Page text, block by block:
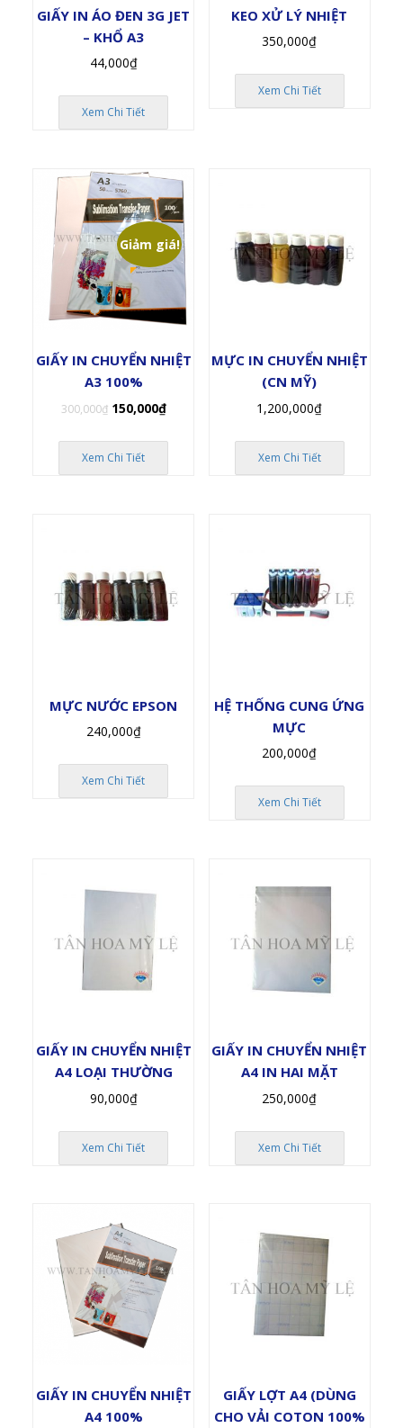
GIẤY IN ÁO ĐEN 3G JET
– KHỔ A3
44,000₫
Xem Chi Tiết
KEO XỬ LÝ NHIỆT
350,000₫
Xem Chi Tiết
Giảm giá!
GIẤY IN CHUYỂN NHIỆT
A3 100%
300,000₫ Giá
là:
300,000₫.
150,000₫Giá
tại
150,000₫.
Xem Chi Tiết
MỰC IN CHUYỂN NHIỆT
(CN MỸ)
1,200,000₫
Xem Chi Tiết
MỰC NƯỚC EPSON
240,000₫
Xem Chi Tiết
HỆ THỐNG CUNG ỨNG
MỰC
200,000₫
Xem Chi Tiết
GIẤY IN CHUYỂN NHIỆT
A4 LOẠI THƯỜNG
90,000₫
Xem Chi Tiết
GIẤY IN CHUYỂN NHIỆT
A4 IN HAI MẶT
250,000₫
Xem Chi Tiết
GIẤY IN CHUYỂN NHIỆT
A4 100%
GIẤY LỢT A4 (DÙNG
CHO VẢI COTON 100%